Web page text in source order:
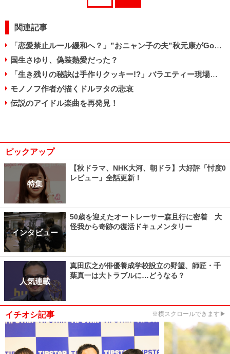
関連記事
「恋愛禁止ルール緩和へ？」”おニャン子の夫”秋元康がGoogle+でAKB48恋愛タブーに切り込む
国生さゆり、偽装熱愛だった？
「生き残りの秘訣は手作りクッキー!?」バラエティー現場で見た国生さゆりのしたたかさ
モノノフ作者が描くドルヲタの悲哀
伝説のアイドル楽曲を再発見！
ピックアップ
特集
【秋ドラマ、NHK大河、朝ドラ】大好評「忖度0
レビュー」全話更新！
インタビュー
50歳を迎えたオートレーサー森且行に密着 大
怪我から奇跡の復活ドキュメンタリー
人気連載
真田広之が俳優養成学校設立の野望、師匠・千
葉真一は大トラブルに…どうなる？
イチオシ記事 ※横スクロールできます▶